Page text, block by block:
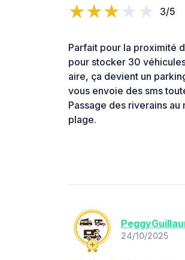
3/5
Parfait pour la proximité
pour stocker 30
aire, ça devient un
vous envoie des sms
Passage des riverains
plage.
24/10/2025